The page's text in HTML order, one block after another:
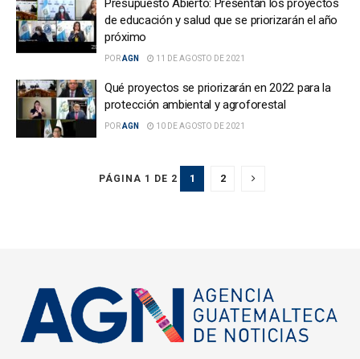
Presupuesto Abierto: Presentan los proyectos
de educación y salud que se priorizarán el año
próximo
PORAGN 11 DE AGOSTO DE 2021
Qué proyectos se priorizarán en 2022 para la
protección ambiental y agroforestal
PORAGN 10 DE AGOSTO DE 2021
PÁGINA 1 DE 2 1 2